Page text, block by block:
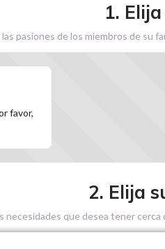
1.
pasiones de los miembros de su
favor,
2. Elija
necesidades que desea tener